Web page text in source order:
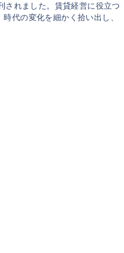
されました。賃貸経営に役立つ
代の変化を細かく拾い出し、